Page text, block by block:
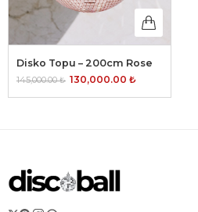
Disko Topu – 200cm Rose
145,000.00₺ 130,000.00 ₺